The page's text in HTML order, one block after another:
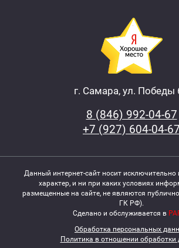
г. Самара, ул. Победы
8 (846) 992-04-67
+7 (927) 604-04-67
Данный интернет-сайт носит
характер, и ни при каких условиях
размещенные на сайте, не являются
ГК РФ).
Сделано и обслуживается в
Обработка персональных
Политика в отношении обработки